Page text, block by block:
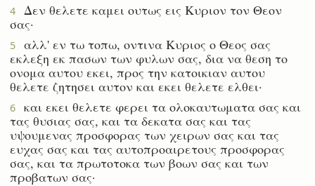
4
Δεν θελετε καμει ουτως εις Κυριον τον Θεον
σας·
5
αλλ' εν τω τοπω, οντινα Κυριος ο Θεος σας
εκλεξη εκ πασων των φυλων σας, δια να θεση το
ονομα αυτου εκει, προς την κατοικιαν αυτου
θελετε ζητησει αυτον και εκει θελετε ελθει·
6
και εκει θελετε φερει τα ολοκαυτωματα σας και
τας θυσιας σας, και τα δεκατα σας και τας
υψουμενας προσφορας των χειρων σας και τας
ευχας σας και τας αυτοπροαιρετους προσφορας
σας, και τα πρωτοτοκα των βοων σας και των
προβατων σας·